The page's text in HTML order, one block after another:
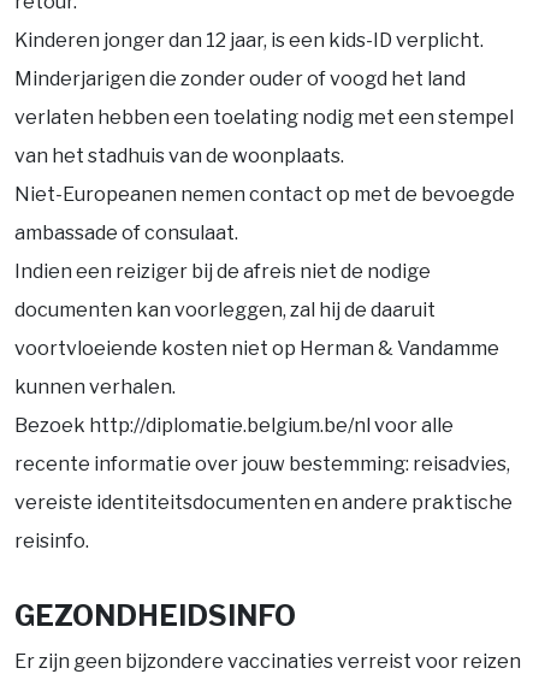
Kinderen jonger dan 12 jaar, is een kids-ID verplicht.
Minderjarigen die zonder ouder of voogd het land
verlaten hebben een toelating nodig met een stempel
van het stadhuis van de woonplaats.
Niet-Europeanen nemen contact op met de bevoegde
ambassade of consulaat.
Indien een reiziger bij de afreis niet de nodige
documenten kan voorleggen, zal hij de daaruit
voortvloeiende kosten niet op Herman & Vandamme
kunnen verhalen.
Bezoek http://diplomatie.belgium.be/nl voor alle
recente informatie over jouw bestemming: reisadvies,
vereiste identiteitsdocumenten en andere praktische
reisinfo.
GEZONDHEIDSINFO
Er zijn geen bijzondere vaccinaties verreist voor reizen